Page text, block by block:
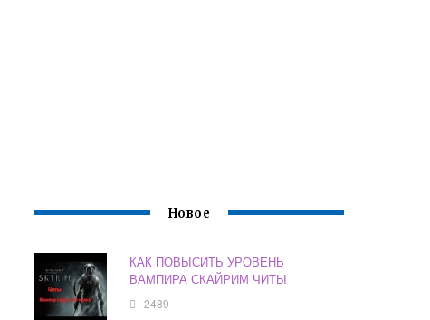
Новое
КАК ПОВЫСИТЬ УРОВЕНЬ
ВАМПИРА СКАЙРИМ ЧИТЫ
2489